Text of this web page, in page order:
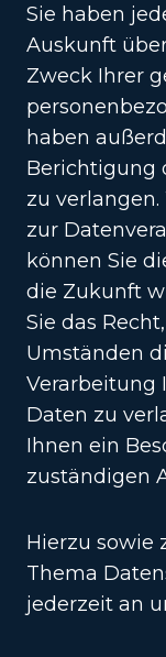
Sie haben
Auskunft
Zweck Ihrer
haben
Berichtigung
zu
zur
können Sie
die Zukunft
Sie das
Umständen
Verarbeitung
Daten zu
Ihnen ein
zuständigen
Hierzu sowie
Thema
jederzeit an